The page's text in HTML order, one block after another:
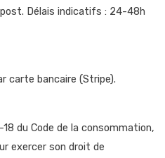
Délais indicatifs : 24-48h
carte bancaire (Stripe).
du Code de la consommation,
exercer son droit de